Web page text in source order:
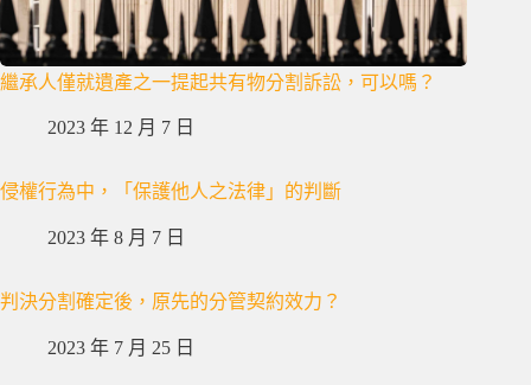
繼承人僅就遺產之一提起共有物分割訴訟，可以嗎？
2023 年 12 月 7 日
侵權行為中，「保護他人之法律」的判斷
2023 年 8 月 7 日
判決分割確定後，原先的分管契約效力？
2023 年 7 月 25 日